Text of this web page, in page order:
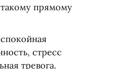
прямому
стресс
тревога.